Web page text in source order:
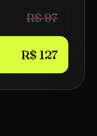
R$ 97
R$ 127